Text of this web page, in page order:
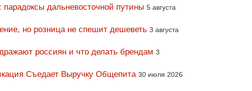
дальневосточной путины 5 августа
но розница не спешит дешеветь 3 августа
россиян и что делать брендам 3
Съедает Выручку Общепита 30 июля 2026